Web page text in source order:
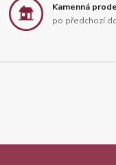
Kamenná
po předchozí